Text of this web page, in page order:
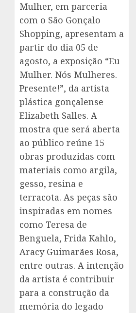
Mulher, em parceria
com o São Gonçalo
Shopping, apresentam a
partir do dia 05 de
agosto, a exposição “Eu
Mulher. Nós Mulheres.
Presente!”, da artista
plástica gonçalense
Elizabeth Salles. A
mostra que será aberta
ao público reúne 15
obras produzidas com
materiais como argila,
gesso, resina e
terracota. As peças são
inspiradas em nomes
como Teresa de
Benguela, Frida Kahlo,
Aracy Guimarães Rosa,
entre outras. A intenção
da artista é contribuir
para a construção da
memória do legado